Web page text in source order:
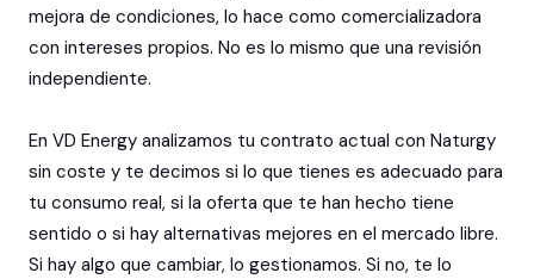
mejora de condiciones, lo hace como comercializadora
con intereses propios. No es lo mismo que una revisión
independiente.
En VD Energy analizamos tu contrato actual con Naturgy
sin coste y te decimos si lo que tienes es adecuado para
tu consumo real, si la oferta que te han hecho tiene
sentido o si hay alternativas mejores en el mercado libre.
Si hay algo que cambiar, lo gestionamos. Si no, te lo